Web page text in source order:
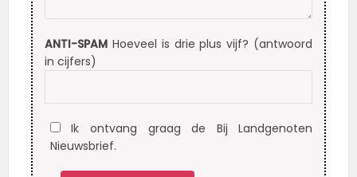
ANTI-SPAMHoeveel is drie plus vijf? (antwoord
in cijfers)
Ik ontvang graag de Bij Landgenoten
Nieuwsbrief.